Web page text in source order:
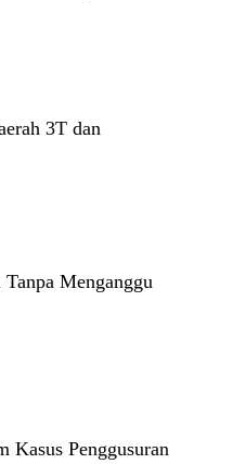
3T dan
Menganggu
Kasus Penggusuran